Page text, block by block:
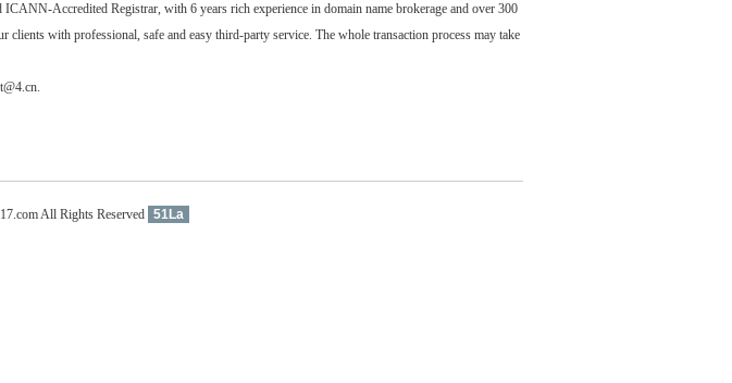
Accredited Registrar, with 6 years rich experience in domain name brokerage and over 300
with professional, safe and easy third-party service. The whole transaction process may take
All Rights Reserved 51La